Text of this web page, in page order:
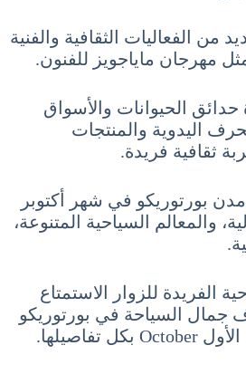
من الفعاليات الثقافية والفنية
مهرجان ماياجويز للفنون.
حدائق الحيوانات والأسواق
اليدوية والمنتجات
ثقافية فريدة.
بورتوريكو في شهر أكتوبر
والمعالم السياحية المتنوعة،
الفريدة للزوار الاستمتاع
السياحة في بورتوريكو